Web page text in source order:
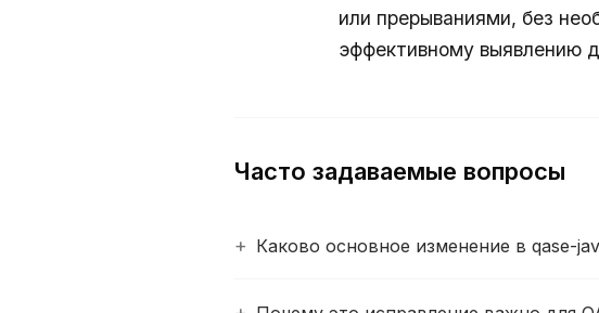
или прерываниями, без
эффективному выявлению
Часто задаваемые вопросы
Каково основное изменение в qase-